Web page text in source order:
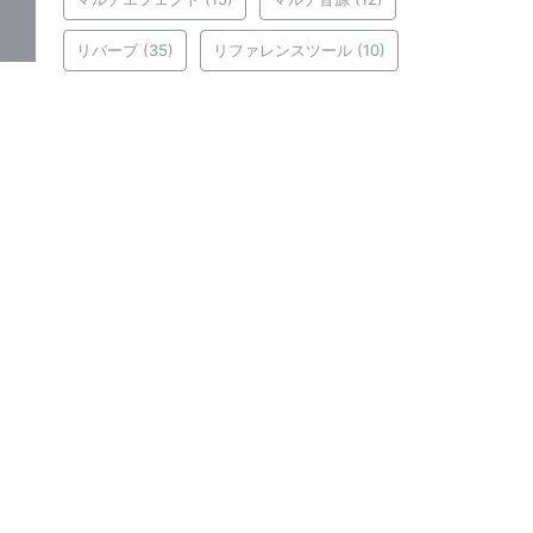
リバーブ (35) リファレンスツール (10)